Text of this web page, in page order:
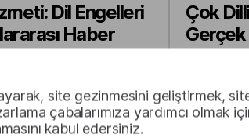
site gezinmesini geliştirmek,
çabalarımıza yardımcı olmak
kabul edersiniz.
Dil Engelleri
Haber
Çok
Gerçek
Aracı